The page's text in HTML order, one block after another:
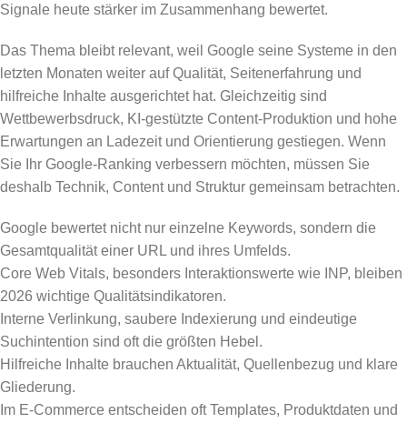
Signale heute stärker im Zusammenhang bewertet.
Das Thema bleibt relevant, weil Google seine Systeme in den
letzten Monaten weiter auf Qualität, Seitenerfahrung und
hilfreiche Inhalte ausgerichtet hat. Gleichzeitig sind
Wettbewerbsdruck, KI-gestützte Content-Produktion und hohe
Erwartungen an Ladezeit und Orientierung gestiegen. Wenn
Sie Ihr Google-Ranking verbessern möchten, müssen Sie
deshalb Technik, Content und Struktur gemeinsam betrachten.
Google bewertet nicht nur einzelne Keywords, sondern die
Gesamtqualität einer URL und ihres Umfelds.
Core Web Vitals, besonders Interaktionswerte wie INP, bleiben
2026 wichtige Qualitätsindikatoren.
Interne Verlinkung, saubere Indexierung und eindeutige
Suchintention sind oft die größten Hebel.
Hilfreiche Inhalte brauchen Aktualität, Quellenbezug und klare
Gliederung.
Im E-Commerce entscheiden oft Templates, Produktdaten und